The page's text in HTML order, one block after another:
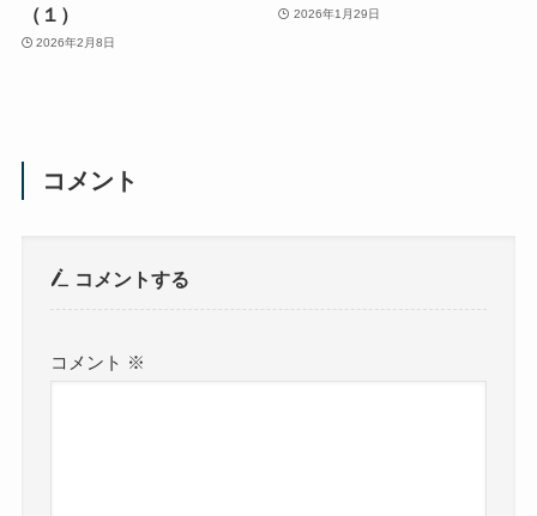
（１）
2026年2月8日
2026年1月29日
コメント
コメントする
コメント ※